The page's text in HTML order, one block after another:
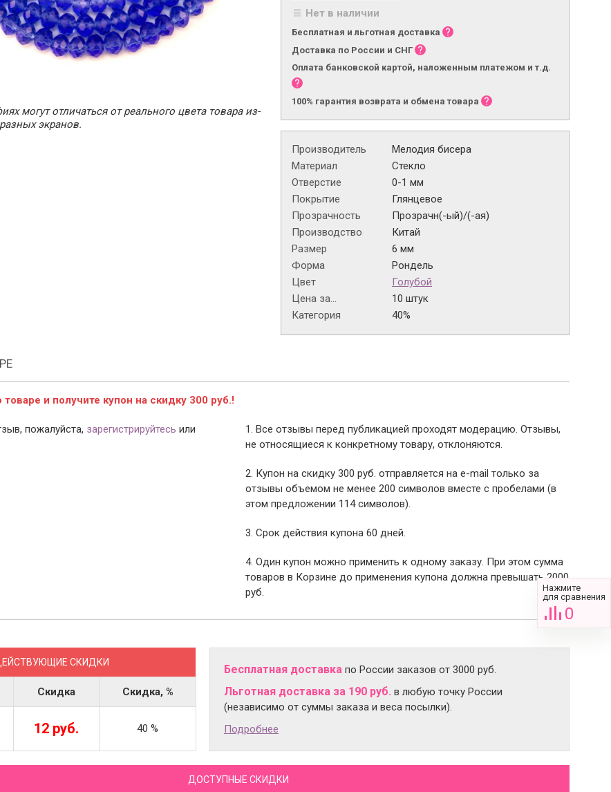
могут отличаться от реального цвета товара из-
экранов.
Нет в наличии
Бесплатная и льготная доставка
Доставка по России и СНГ
Оплата банковской картой, наложенным платежом и т.д.
100% гарантия возврата и обмена товара
Производитель
Мелодия бисера
Материал
Стекло
Отверстие
0-1 мм
Покрытие
Глянцевое
Прозрачность
Прозрачн(-ый)/(-ая)
Производство
Китай
Размер
6 мм
Форма
Рондель
Цвет
Голубой
Цена за...
10 штук
Категория
40%
и получите купон на скидку 300 руб.!
пожалуйста, зарегистрируйтесь или
1. Все отзывы перед публикацией проходят модерацию. Отзывы,
не относящиеся к конкретному товару, отклоняются.
2. Купон на скидку 300 руб. отправляется на e-mail только за
отзывы объемом не менее 200 символов вместе с пробелами (в
этом предложении 114 символов).
3. Срок действия купона 60 дней.
4. Один купон можно применить к одному заказу. При этом сумма
товаров в Корзине до применения купона должна превышать 2000
руб.
СКИДКИ
Скидка Скидка, %
12 руб. 40 %
Бесплатная доставка по России заказов от 3000 руб.
Льготная доставка за 190 руб. в любую точку России
(независимо от суммы заказа и веса посылки).
Подробнее
ДОСТУПНЫЕ СКИДКИ
Нажмите
для сравнения
0